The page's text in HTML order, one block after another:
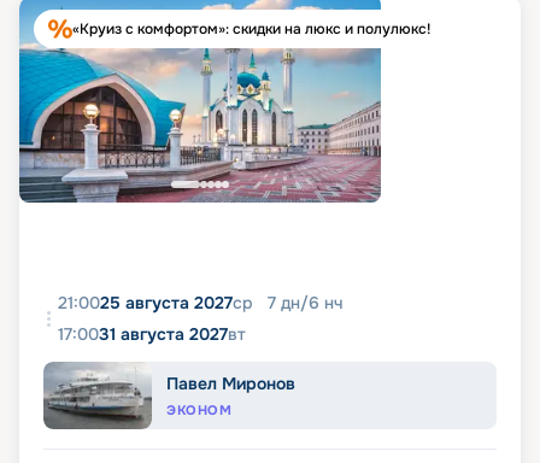
«Круиз с комфортом»: скидки на люкс и полулюкс!
21:0025 августа 2027ср 7 дн/6 нч
17:0031 августа 2027вт
Павел Миронов
ЭКОНОМ